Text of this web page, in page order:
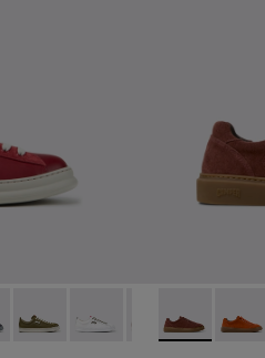
sneakers van leer en
014
- K101052-013
Runner - K101052-012
Runner - K101052-010
Runner -Runner -
Runner